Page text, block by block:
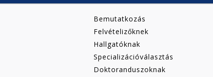
Bemutatkozás
Felvételizőknek
Hallgatóknak
Specializációválasztás
Doktoranduszoknak